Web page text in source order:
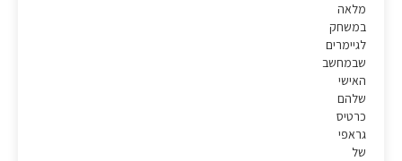
מלאה
במשחק
לגיימרים
שבמחשב
האישי
שלהם
כרטיס
גראפי
של